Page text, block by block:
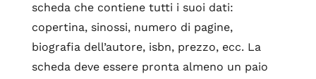
scheda che contiene tutti i suoi dati:
copertina, sinossi, numero di pagine,
biografia dell’autore, isbn, prezzo, ecc. La
scheda deve essere pronta almeno un paio